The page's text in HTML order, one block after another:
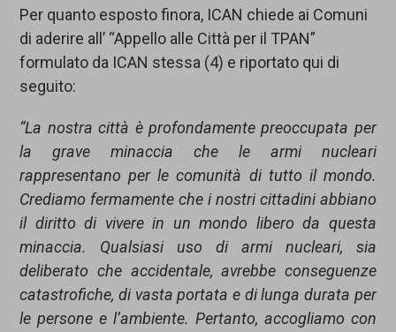
Per quanto esposto finora, ICAN chiede ai Comuni
di aderire all’ “Appello alle Città per il TPAN”
formulato da ICAN stessa (4) e riportato qui di
seguito:
“La nostra città è profondamente preoccupata per
la grave minaccia che le armi nucleari
rappresentano per le comunità di tutto il mondo.
Crediamo fermamente che i nostri cittadini abbiano
il diritto di vivere in un mondo libero da questa
minaccia. Qualsiasi uso di armi nucleari, sia
deliberato che accidentale, avrebbe conseguenze
catastrofiche, di vasta portata e di lunga durata per
le persone e l’ambiente. Pertanto, accogliamo con